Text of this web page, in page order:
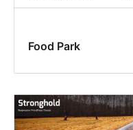
Food Park